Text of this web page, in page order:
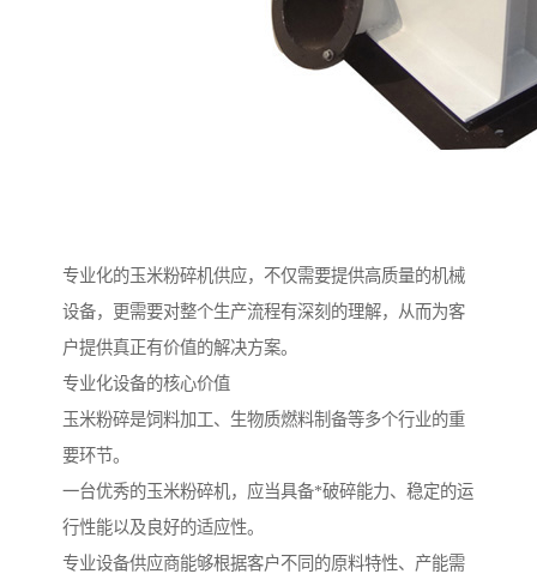
专业化的玉米粉碎机供应，不仅需要提供高质量的机械
设备，更需要对整个生产流程有深刻的理解，从而为客
户提供真正有价值的解决方案。
专业化设备的核心价值
玉米粉碎是饲料加工、生物质燃料制备等多个行业的重
要环节。
一台优秀的玉米粉碎机，应当具备*破碎能力、稳定的运
行性能以及良好的适应性。
专业设备供应商能够根据客户不同的原料特性、产能需